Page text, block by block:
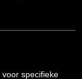
voor specifieke